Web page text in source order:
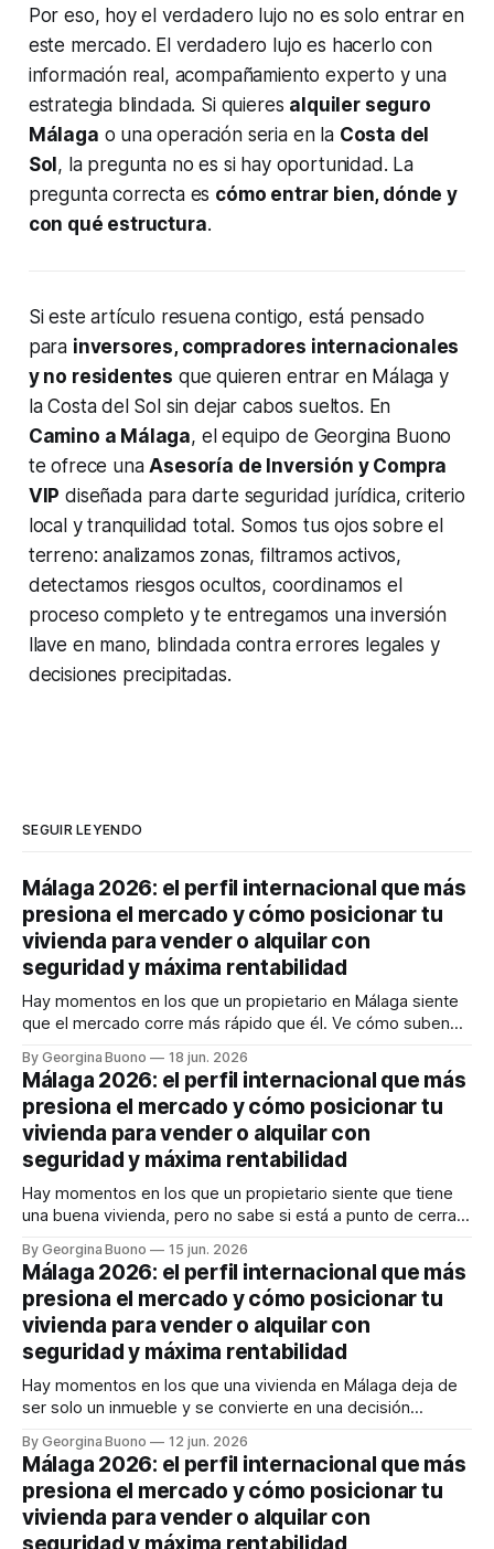
Por eso, hoy el verdadero lujo no es solo entrar en
este mercado. El verdadero lujo es hacerlo con
información real, acompañamiento experto y una
estrategia blindada. Si quieres alquiler seguro
Málaga o una operación seria en la Costa del
Sol , la pregunta no es si hay oportunidad. La
pregunta correcta es cómo entrar bien, dónde y
con qué estructura.
Si este artículo resuena contigo, está pensado
para inversores, compradores internacionales
y no residentes que quieren entrar en Málaga y
la Costa del Sol sin dejar cabos sueltos. En
Camino a Málaga, el equipo de Georgina Buono
te ofrece unaAsesoría de Inversión y Compra
VIP diseñada para darte seguridad jurídica, criterio
local y tranquilidad total. Somos tus ojos sobre el
terreno: analizamos zonas, filtramos activos,
detectamos riesgos ocultos, coordinamos el
proceso completo y te entregamos una inversión
llave en mano, blindada contra errores legales y
decisiones precipitadas.
SEGUIR LEYENDO
Málaga 2026: el perfil internacional que más
presiona el mercado y cómo posicionar tu
vivienda para vender o alquilar con
seguridad y máxima rentabilidad
Hay momentos en los que un propietario en Málaga siente
que el mercado corre más rápido que él. Ve cómo suben
compradores e inquilinos internacionales con expectativas
muy concretas. Y entonces aparece la gran duda: ¿vendo
ahora, alquilo, espero o estoy
By Georgina Buono 18 jun. 2026
Málaga 2026: el perfil internacional que más
presiona el mercado y cómo posicionar tu
vivienda para vender o alquilar con
seguridad y máxima rentabilidad
Hay momentos en los que un propietario siente que tiene
una buena vivienda, pero no sabe si está a punto de cerrar
Málaga, esa duda pesa más que nunca. El sueño
mediterráneo sigue atrayendo capital, talento y familias
internacionales,
By Georgina Buono 15 jun. 2026
Málaga 2026: el perfil internacional que más
presiona el mercado y cómo posicionar tu
vivienda para vender o alquilar con
seguridad y máxima rentabilidad
Hay momentos en los que una vivienda en Málaga deja de
ser solo un inmueble y se convierte en una decisión
en un mercado donde el comprador internacional llega
rápido, bien informado y con poder de decisión. Si alquilas,
quieres rentabilidad, sí,
By Georgina Buono 12 jun. 2026
Málaga 2026: el perfil internacional que más
presiona el mercado y cómo posicionar tu
vivienda para vender o alquilar con